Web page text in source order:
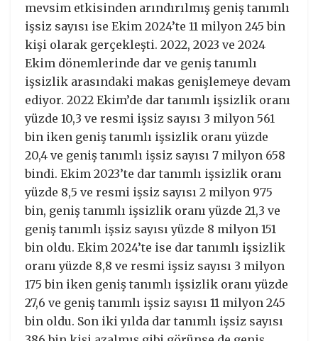
mevsim etkisinden arındırılmış geniş tanımlı
işsiz sayısı ise Ekim 2024’te 11 milyon 245 bin
kişi olarak gerçekleşti. 2022, 2023 ve 2024
Ekim dönemlerinde dar ve geniş tanımlı
işsizlik arasındaki makas genişlemeye devam
ediyor. 2022 Ekim’de dar tanımlı işsizlik oranı
yüzde 10,3 ve resmi işsiz sayısı 3 milyon 561
bin iken geniş tanımlı işsizlik oranı yüzde
20,4 ve geniş tanımlı işsiz sayısı 7 milyon 658
bindi. Ekim 2023’te dar tanımlı işsizlik oranı
yüzde 8,5 ve resmi işsiz sayısı 2 milyon 975
bin, geniş tanımlı işsizlik oranı yüzde 21,3 ve
geniş tanımlı işsiz sayısı yüzde 8 milyon 151
bin oldu. Ekim 2024’te ise dar tanımlı işsizlik
oranı yüzde 8,8 ve resmi işsiz sayısı 3 milyon
175 bin iken geniş tanımlı işsizlik oranı yüzde
27,6 ve geniş tanımlı işsiz sayısı 11 milyon 245
bin oldu. Son iki yılda dar tanımlı işsiz sayısı